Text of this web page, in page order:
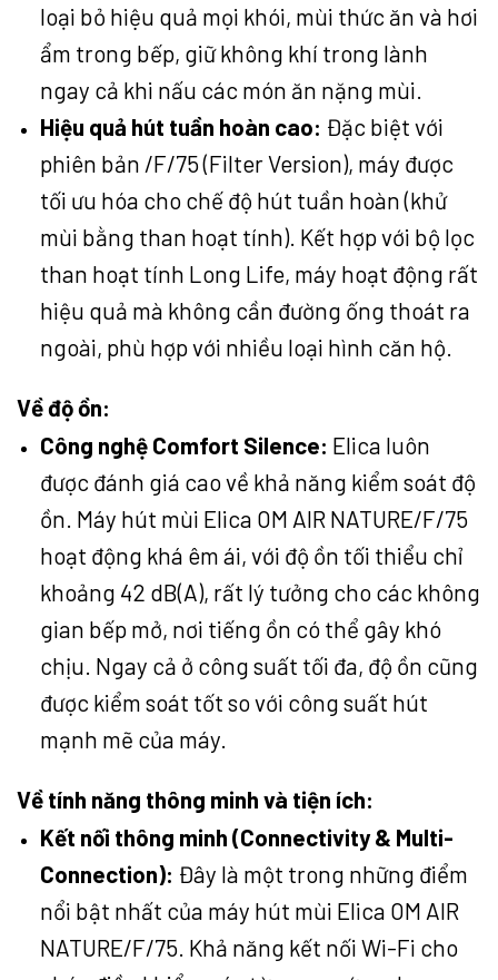
loại bỏ hiệu quả mọi khói, mùi thức ăn và hơi
ẩm trong bếp, giữ không khí trong lành
ngay cả khi nấu các món ăn nặng mùi.
Hiệu quả hút tuần hoàn cao: Đặc biệt với
phiên bản /F/75 (Filter Version), máy được
tối ưu hóa cho chế độ hút tuần hoàn (khử
mùi bằng than hoạt tính). Kết hợp với bộ lọc
than hoạt tính Long Life, máy hoạt động rất
hiệu quả mà không cần đường ống thoát ra
ngoài, phù hợp với nhiều loại hình căn hộ.
Về độ ồn:
Công nghệ Comfort Silence: Elica luôn
được đánh giá cao về khả năng kiểm soát độ
ồn. Máy hút mùi Elica OM AIR NATURE/F/75
hoạt động khá êm ái, với độ ồn tối thiểu chỉ
khoảng 42 dB(A), rất lý tưởng cho các không
gian bếp mở, nơi tiếng ồn có thể gây khó
chịu. Ngay cả ở công suất tối đa, độ ồn cũng
được kiểm soát tốt so với công suất hút
mạnh mẽ của máy.
Về tính năng thông minh và tiện ích:
Kết nối thông minh (Connectivity & Multi-
Connection): Đây là một trong những điểm
nổi bật nhất của máy hút mùi Elica OM AIR
NATURE/F/75. Khả năng kết nối Wi-Fi cho